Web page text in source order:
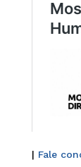
| Fale